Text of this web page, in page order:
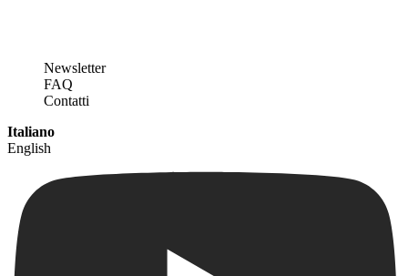
Newsletter
FAQ
Contatti
Italiano
English